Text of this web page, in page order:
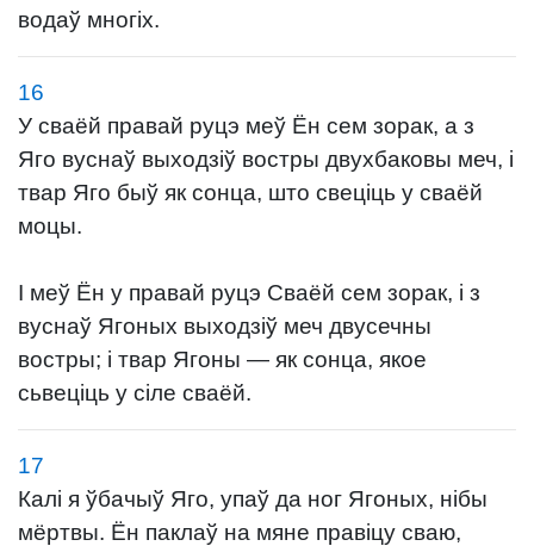
водаў многіх.
16
У сваёй правай руцэ меў Ён сем зорак, а з
Яго вуснаў выходзіў востры двухбаковы меч, і
твар Яго быў як сонца, што свеціць у сваёй
моцы.
І меў Ён у правай руцэ Сваёй сем зорак, і з
вуснаў Ягоных выходзіў меч двусечны
востры; і твар Ягоны — як сонца, якое
сьвеціць у сіле сваёй.
17
Калі я ўбачыў Яго, упаў да ног Ягоных, нібы
мёртвы. Ён паклаў на мяне правіцу сваю,